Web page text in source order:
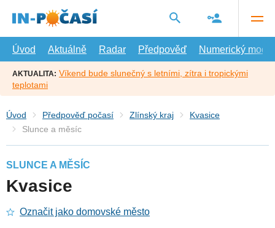
hlavní
Úvod
Aktuálně Radar Předpověď Numerický model
AKTUALITA: Víkend bude slunečný s letními, zítra i tropickými
teplotami
Úvod Předpověď počasí Zlínský kraj
Kvasice
Slunce a měsíc
SLUNCE A MĚSÍC
Kvasice
Označit jako domovské město